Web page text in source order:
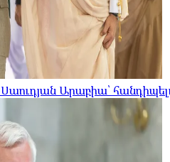
Սաուդյան Արաբիա՝